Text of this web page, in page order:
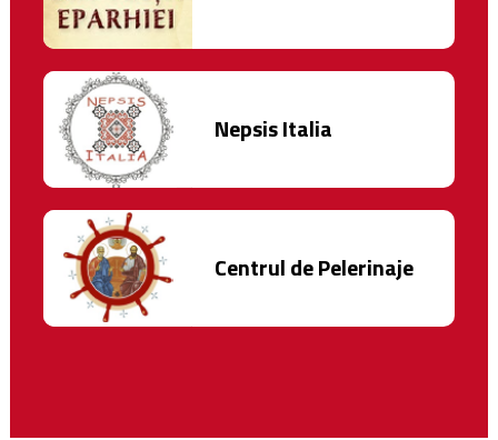
Nepsis Italia
Centrul de Pelerinaje